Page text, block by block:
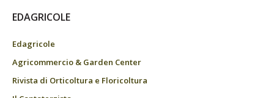
EDAGRICOLE
Edagricole
Agricommercio & Garden Center
Rivista di Orticoltura e Floricoltura